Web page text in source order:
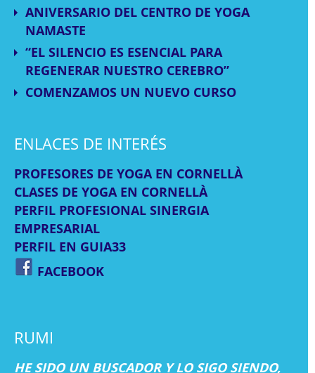
ANIVERSARIO DEL CENTRO DE YOGA
NAMASTE
“EL SILENCIO ES ESENCIAL PARA
REGENERAR NUESTRO CEREBRO”
COMENZAMOS UN NUEVO CURSO
ENLACES DE INTERÉS
PROFESORES DE YOGA EN CORNELLÀ
CLASES DE YOGA EN CORNELLÀ
PERFIL PROFESIONAL SINERGIA
EMPRESARIAL
PERFIL EN GUIA33
FACEBOOK
RUMI
HE SIDO UN BUSCADOR Y LO SIGO SIENDO,